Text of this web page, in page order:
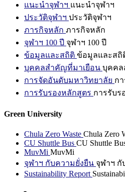
แนะนำจุฬาฯ แนะนำจุฬาฯ
ประวัติจุฬาฯ ประวัติจุฬาฯ
ภารกิจหลัก ภารกิจหลัก
จุฬาฯ 100 ปี จุฬาฯ 100 ปี
ข้อมูลและสถิติ ข้อมูลและสถิ
บุคคลสำคัญที่มาเยือน บุคคล
การจัดอันดับมหาวิทยาลัย ก
การรับรองหลักสูตร การรับร
Green University
Chula Zero Waste Chula Zero
CU Shuttle Bus CU Shuttle
MuvMi MuvMi
จุฬาฯ กับความยั่งยืน จุฬาฯ กั
Sustainability Report